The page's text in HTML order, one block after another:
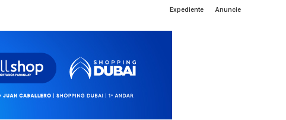
Expediente Anuncie